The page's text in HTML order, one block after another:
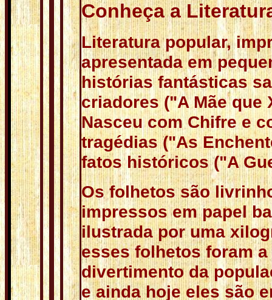
Conheça a
Literatura popular,
apresentada em
histórias fantásticas
criadores ("A Mãe que
Nasceu com Chifre e
tragédias ("As
fatos históricos ("A
Os folhetos são
impressos em papel
ilustrada por uma
esses folhetos foram
divertimento da
e ainda hoje eles são